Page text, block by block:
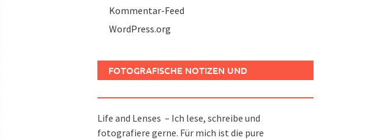
Kommentar-Feed
WordPress.org
FOTOGRAFISCHE NOTIZEN UND
Life and Lenses – Ich lese, schreibe und
fotografiere gerne. Für mich ist die pure